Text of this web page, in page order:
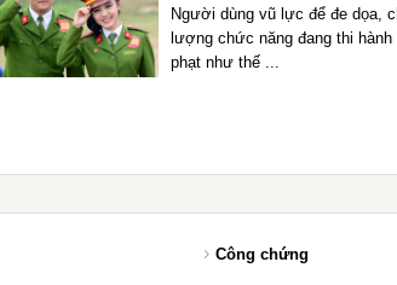
Người dùng vũ lực để đe dọa,
lượng chức năng đang thi
phạt như thế
Công chứng